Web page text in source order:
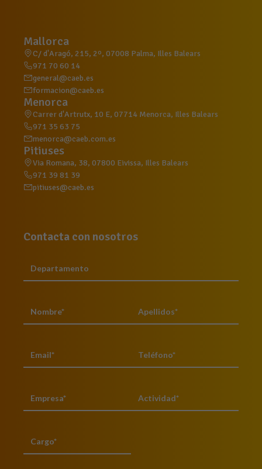
Mallorca
C/ d'Aragó, 215, 2º, 07008 Palma, Illes Balears
971 70 60 14
general@caeb.es
formacion@caeb.es
Menorca
Carrer d'Artrutx, 10 E, 07714 Menorca, Illes Balears
971 35 63 75
menorca@caeb.com.es
Pitiuses
Via Romana, 38, 07800 Eivissa, Illes Balears
971 39 81 39
pitiuses@caeb.es
Contacta con nosotros